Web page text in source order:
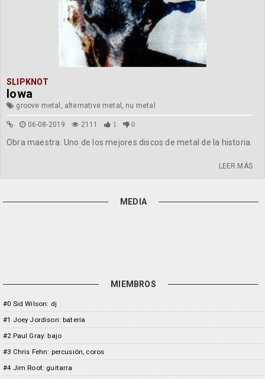
SLIPKNOT
Iowa
groove metal, alternative metal, nu metal
06-08-2019 2111 1 0
Obra maestra. Uno de los mejores discos de metal de la historia.
LEER MÁS
MEDIA
MIEMBROS
#0 Sid Wilson: dj
#1 Joey Jordison: batería
#2 Paul Gray: bajo
#3 Chris Fehn: percusión, coros
#4 Jim Root: guitarra